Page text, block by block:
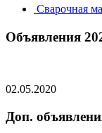
Сварочная
Объявления
02.05.2020
Доп.